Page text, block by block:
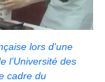
lors d'une
l’Université des
cadre du